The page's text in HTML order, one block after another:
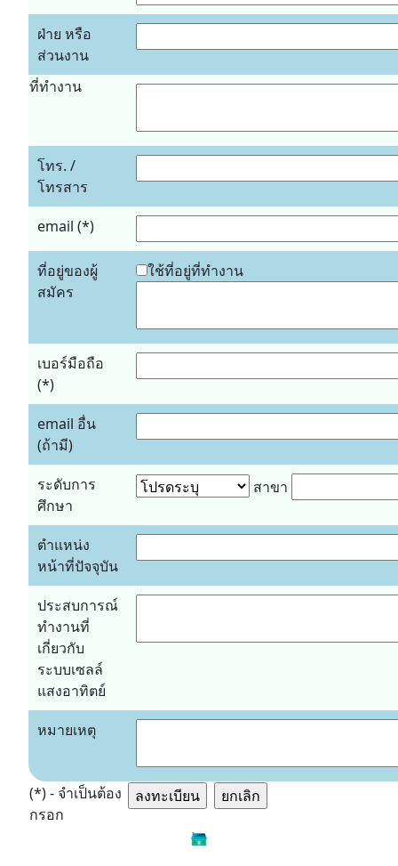
ฝ่าย หรือ
ส่วนงาน
ที่ทำงาน
โทร. /
โทรสาร
email (*)
ที่อยู่ของผู้
สมัคร
ใช้ที่อยู่ที่ทำงาน
เบอร์มือถือ
(*)
email อื่น
(ถ้ามี)
ระดับการ
ศึกษา
สาขา
ตำแหน่ง
หน้าที่ปัจจุบัน
ประสบการณ์
ทำงานที่
เกี่ยวกับ
ระบบเซลล์
แสงอาทิตย์
หมายเหตุ
(*) - จำเป็นต้อง
กรอก